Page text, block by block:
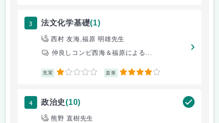
3 法文化学基礎(1)
西村 友海,福原 明雄先生
仲良しコンビ西海＆福原による...
充実 1 楽単 4
4 政治史(10)
熊野 直樹先生